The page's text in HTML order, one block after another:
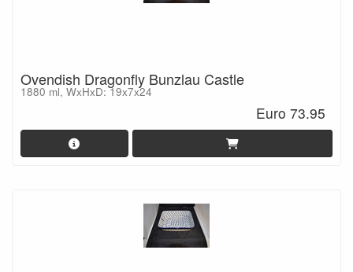
Ovendish Dragonfly Bunzlau Castle
1880 ml, WxHxD: 19x7x24
Euro 73.95